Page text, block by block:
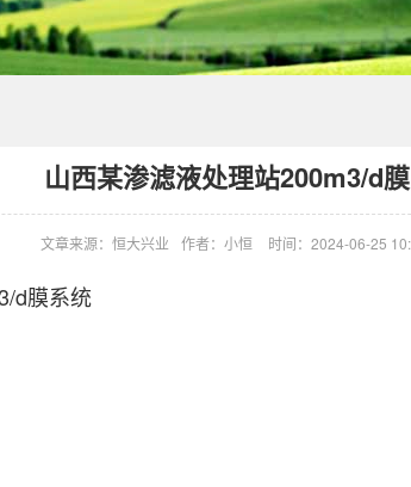
山西某渗滤液处理站200m3/d
文章来源：恒大兴业 作者：小恒 时间：2024-06-25
d膜系统